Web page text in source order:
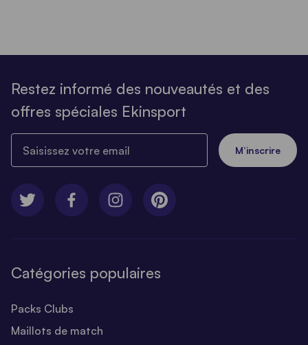
Restez informé des nouveautés et des
offres spéciales Ekinsport
M’inscrire
Catégories populaires
Packs Clubs
Maillots de match